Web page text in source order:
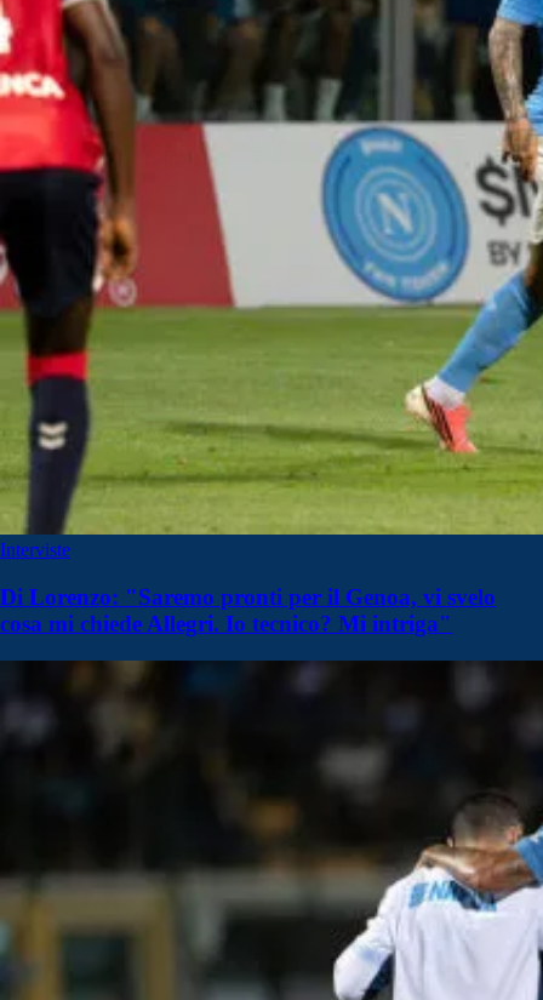
Interviste
Di Lorenzo: "Saremo pronti per il Genoa, vi svelo
cosa mi chiede Allegri. Io tecnico? Mi intriga"